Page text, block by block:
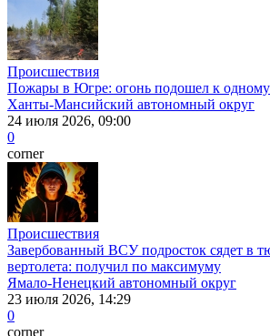
Происшествия
Пожары в Югре: огонь подошел к одному
Ханты-Мансийский автономный округ
24 июля 2026, 09:00
0
corner
Происшествия
Завербованный ВСУ подросток сядет в
вертолета: получил по максимуму
Ямало-Ненецкий автономный округ
23 июля 2026, 14:29
0
corner